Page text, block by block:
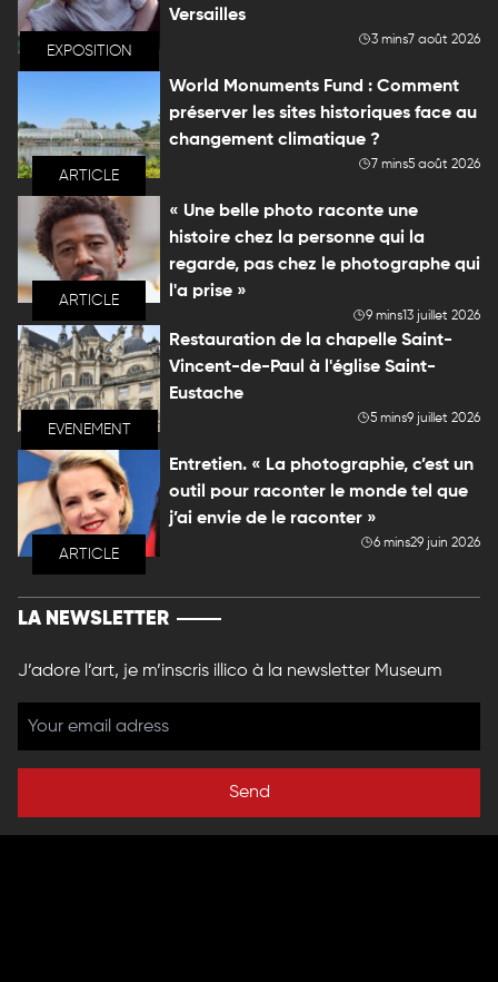
EXPOSITION
Versailles
3 mins7 août 2026
ARTICLE
World Monuments Fund : Comment
préserver les sites historiques face au
changement climatique ?
7 mins5 août 2026
ARTICLE
« Une belle photo raconte une
histoire chez la personne qui la
regarde, pas chez le photographe qui
l'a prise »
9 mins13 juillet 2026
EVENEMENT
Restauration de la chapelle Saint-
Vincent-de-Paul à l'église Saint-
Eustache
5 mins9 juillet 2026
ARTICLE
Entretien. « La photographie, c’est un
outil pour raconter le monde tel que
j’ai envie de le raconter »
6 mins29 juin 2026
LA NEWSLETTER
J’adore l’art, je m’inscris illico à la newsletter Museum
Send